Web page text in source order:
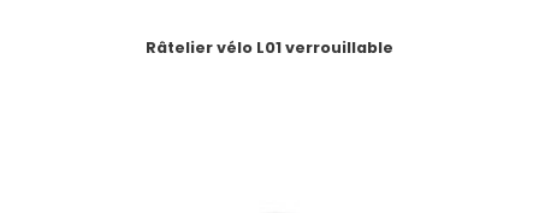
Râtelier vélo L01 verrouillable